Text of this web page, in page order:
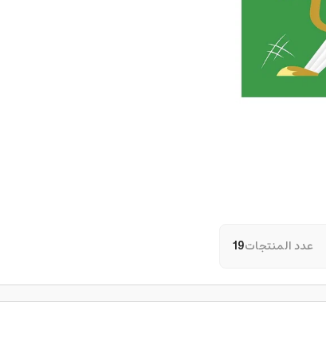
عدد المنتجات19